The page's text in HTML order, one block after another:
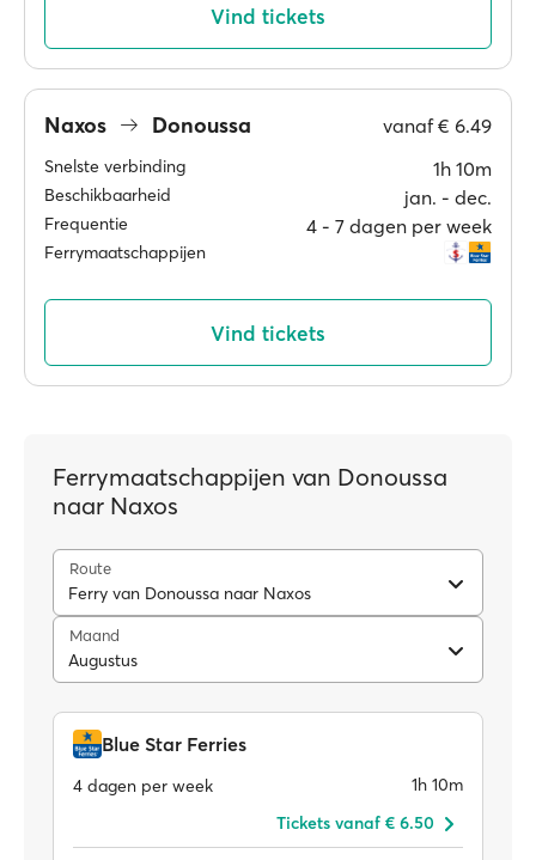
Vind tickets
Naxos Donoussa vanaf€ 6.49
Snelste verbinding 1h 10m
Beschikbaarheid jan. ‐ dec.
Frequentie 4 ‐ 7 dagen per week
Ferrymaatschappijen
Vind tickets
Ferrymaatschappijen van Donoussa
naar Naxos
Route
Ferry van Donoussa naar Naxos
Maand
Augustus
Blue Star Ferries
4 dagen per week
1h 10m
Tickets vanaf € 6.50